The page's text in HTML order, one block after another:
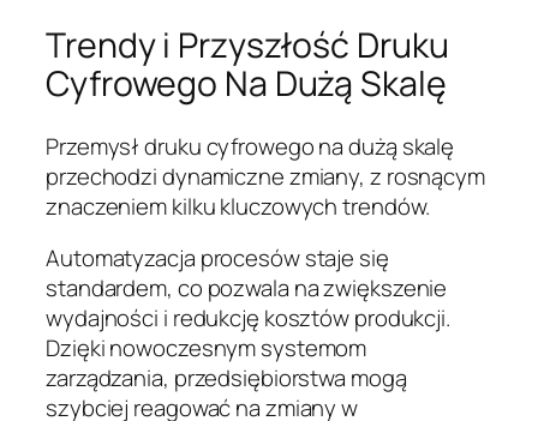
Trendy i Przyszłość Druku
Cyfrowego Na Dużą Skalę
Przemysł druku cyfrowego na dużą skalę
przechodzi dynamiczne zmiany, z rosnącym
znaczeniem kilku kluczowych trendów.
Automatyzacja procesów staje się
standardem, co pozwala na zwiększenie
wydajności i redukcję kosztów produkcji.
Dzięki nowoczesnym systemom
zarządzania, przedsiębiorstwa mogą
szybciej reagować na zmiany w